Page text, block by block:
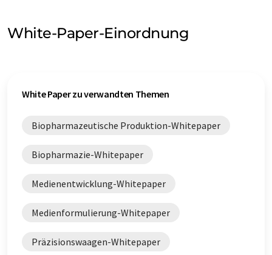
White-Paper-Einordnung
White Paper zu verwandten Themen
Biopharmazeutische Produktion-Whitepaper
Biopharmazie-Whitepaper
Medienentwicklung-Whitepaper
Medienformulierung-Whitepaper
Präzisionswaagen-Whitepaper